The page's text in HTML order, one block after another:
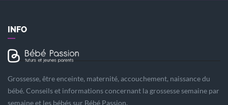
INFO
Grossesse, être enceinte, maternité, accouchement, naissance du
bébé. Conseils et informations concernant la grossesse semaine par
semaine et les bébés sur Bébé Passion.